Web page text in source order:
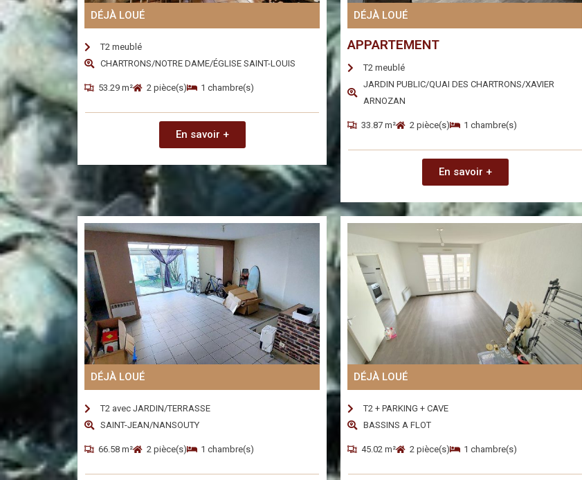
DÉJÀ LOUÉ
T2 meublé
CHARTRONS/NOTRE DAME/ÉGLISE SAINT-LOUIS
53.29 m² 2 pièce(s) 1 chambre(s)
En savoir +
DÉJÀ LOUÉ
APPARTEMENT
T2 meublé
JARDIN PUBLIC/QUAI DES CHARTRONS/XAVIER
ARNOZAN
33.87 m² 2 pièce(s) 1 chambre(s)
En savoir +
DÉJÀ LOUÉ
T2 avec JARDIN/TERRASSE
SAINT-JEAN/NANSOUTY
66.58 m² 2 pièce(s) 1 chambre(s)
DÉJÀ LOUÉ
T2 + PARKING + CAVE
BASSINS A FLOT
45.02 m² 2 pièce(s) 1 chambre(s)